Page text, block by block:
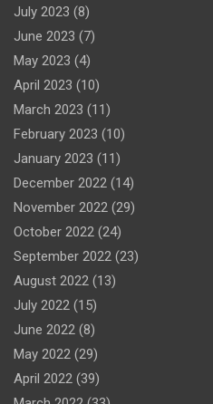
July 2023 (8)
June 2023 (7)
May 2023 (4)
April 2023 (10)
March 2023 (11)
February 2023 (10)
January 2023 (11)
December 2022 (14)
November 2022 (29)
October 2022 (24)
September 2022 (23)
August 2022 (13)
July 2022 (15)
June 2022 (8)
May 2022 (29)
April 2022 (39)